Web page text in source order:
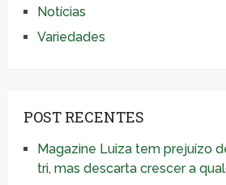
Notícias
Variedades
POST RECENTES
Magazine Luiza tem prejuízo
tri, mas descarta crescer a